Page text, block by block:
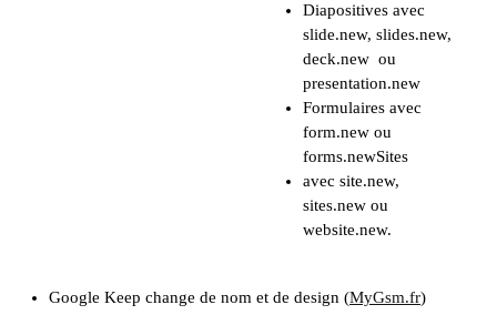
Diapositives avec
slide.new, slides.new,
deck.new ou
presentation.new
Formulaires avec
form.new ou
forms.newSites
avec site.new,
sites.new ou
website.new.
Google Keep change de nom et de design (MyGsm.fr)